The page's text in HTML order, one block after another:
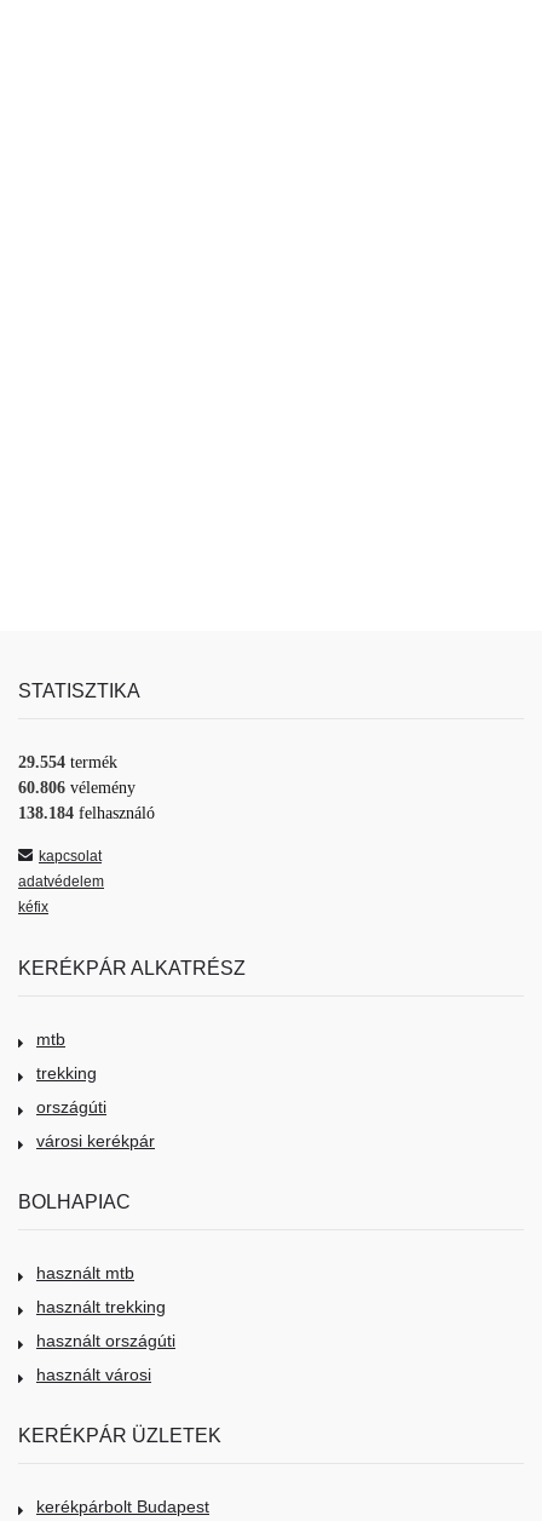
STATISZTIKA
29.554 termék
60.806 vélemény
138.184 felhasználó
kapcsolat
adatvédelem
kéfix
KERÉKPÁR ALKATRÉSZ
mtb
trekking
országúti
városi kerékpár
BOLHAPIAC
használt mtb
használt trekking
használt országúti
használt városi
KERÉKPÁR ÜZLETEK
kerékpárbolt Budapest